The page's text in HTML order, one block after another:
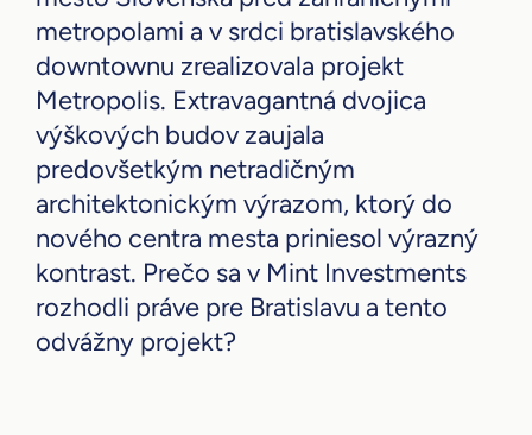
metropolami a v srdci bratislavského
downtownu zrealizovala projekt
Metropolis. Extravagantná dvojica
výškových budov zaujala
predovšetkým netradičným
architektonickým výrazom, ktorý do
nového centra mesta priniesol výrazný
kontrast. Prečo sa v Mint Investments
rozhodli práve pre Bratislavu a tento
odvážny projekt?